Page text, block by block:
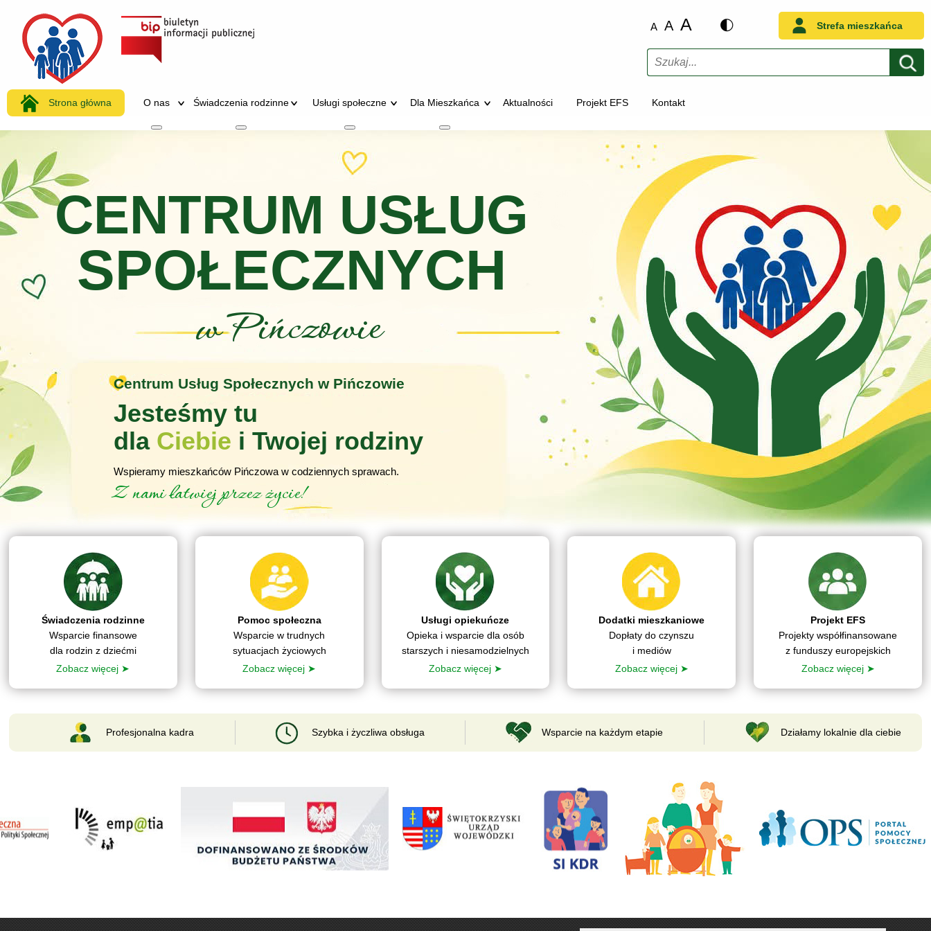
A A A Strefa mieszkańca
Strona główna O nas
Więcej o: O nas
Świadczenia rodzinne
Więcej o: Świadczenia rodzinne
Usługi społeczne
Więcej o: Usługi społeczne
Dla Mieszkańca
Więcej o: Dla Mieszkańca
Aktualności Projekt EFS Kontakt
CENTRUM USŁUG
SPOŁECZNYCH
w Pińczowie
Centrum Usług Społecznych w Pińczowie
Jesteśmy tu
dla Ciebie i Twojej rodziny
Wspieramy mieszkańców Pińczowa w codziennych sprawach.
Z nami łatwiej przez życie!
Świadczenia rodzinne
Wsparcie finansowe
dla rodzin z dziećmi
Zobacz więcej ➤
Pomoc społeczna
Wsparcie w trudnych
sytuacjach życiowych
Zobacz więcej ➤
Usługi opiekuńcze
Opieka i wsparcie dla osób
starszych i niesamodzielnych
Zobacz więcej ➤
Dodatki mieszkaniowe
Dopłaty do czynszu
i mediów
Zobacz więcej ➤
Projekt EFS
Projekty współfinansowane
z funduszy europejskich
Zobacz więcej ➤
Profesjonalna kadra Szybka i życzliwa obsługa Wsparcie na każdym etapie Działamy lokalnie dla ciebie